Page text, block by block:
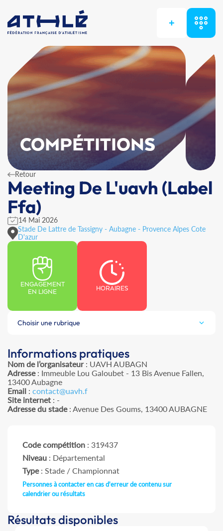
+
COMPÉTITIONS
Retour
Meeting De L'uavh (Label
Ffa)
14 Mai 2026
Stade De Lattre de Tassigny - Aubagne - Provence Alpes Cote
D'azur
ENGAGEMENT
EN LIGNE
HORAIRES
Choisir une rubrique
Informations pratiques
Nom de l’organisateur: UAVH AUBAGN
Adresse: Immeuble Lou Galoubet - 13 Bis Avenue Fallen,
13400 Aubagne
Email : contact@uavh.f
Site internet : -
Adresse du stade: Avenue Des Goums, 13400 AUBAGNE
Code compétition : 319437
Niveau : Départemental
Type: Stade / Championnat
Personnes à contacter en cas d'erreur de contenu sur
calendrier ou résultats
Résultats disponibles